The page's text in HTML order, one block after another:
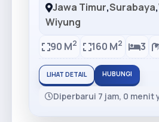
Jawa Timur,Surabaya,
Wiyung
90 M2 160 M2 3
LIHAT DETAIL HUBUNGI
Diperbarui 7 jam, 0 menit